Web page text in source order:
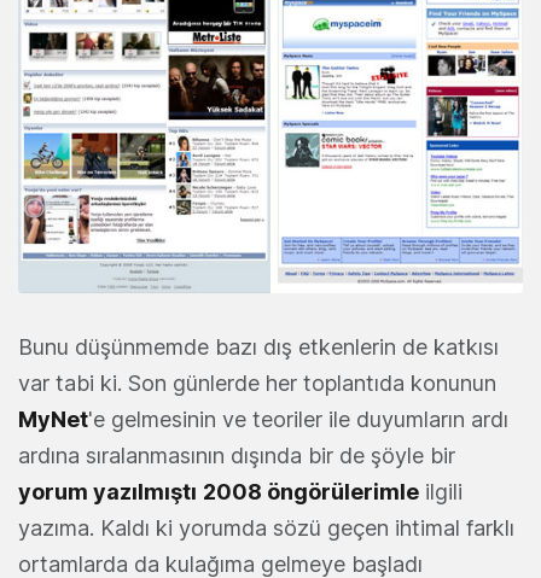
Bunu düşünmemde bazı dış etkenlerin de katkısı
var tabi ki. Son günlerde her toplantıda konunun
MyNet'e gelmesinin ve teoriler ile duyumların ardı
ardına sıralanmasının dışında bir de şöyle bir
yorum yazılmıştı 2008 öngörülerimle ilgili
yazıma. Kaldı ki yorumda sözü geçen ihtimal farklı
ortamlarda da kulağıma gelmeye başladı